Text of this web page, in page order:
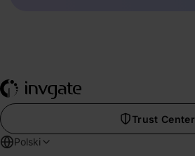
Trust Center
Polski